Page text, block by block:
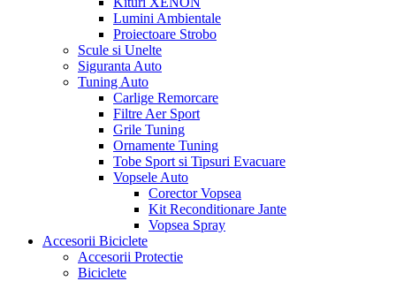
Lumini Ambientale
Proiectoare Strobo
Scule si Unelte
Siguranta Auto
Tuning Auto
Carlige Remorcare
Filtre Aer Sport
Grile Tuning
Ornamente Tuning
Tobe Sport si Tipsuri Evacuare
Vopsele Auto
Corector Vopsea
Kit Reconditionare Jante
Vopsea Spray
Accesorii Biciclete
Accesorii Protectie
Biciclete